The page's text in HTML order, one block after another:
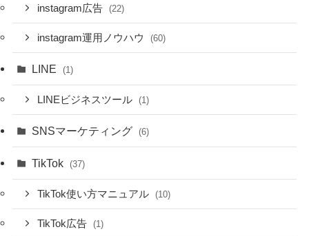
instagram広告 (22)
instagram運用ノウハウ (60)
LINE (1)
LINEビジネスツール (1)
SNSマーケティング (6)
TikTok (37)
TikTok使い方マニュアル (10)
TikTok広告 (1)